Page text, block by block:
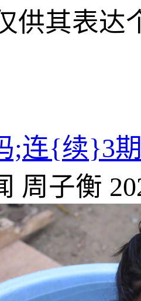
供其表达
;连{续}3
周子衡